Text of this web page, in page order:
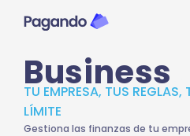
Business
Gestiona las finanzas de tu
TU EMPRESA, TUS REGLAS,
LÍMITE